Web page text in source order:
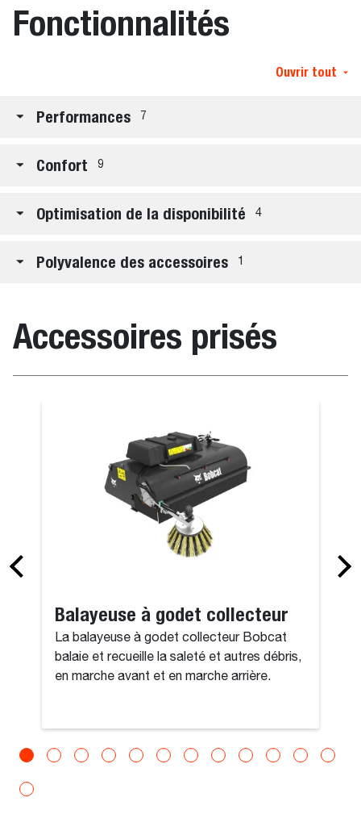
Fonctionnalités
Ouvrir tout
Performances 7
Confort 9
Optimisation de la disponibilité 4
Polyvalence des accessoires 1
Accessoires prisés
Balayeuse à godet collecteur
La balayeuse à godet collecteur Bobcat
balaie et recueille la saleté et autres débris,
en marche avant et en marche arrière.